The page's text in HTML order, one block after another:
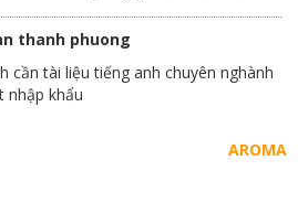
thanh phuong
cần tài liệu tiếng anh chuyên nghành
nhập khẩu
AROMA